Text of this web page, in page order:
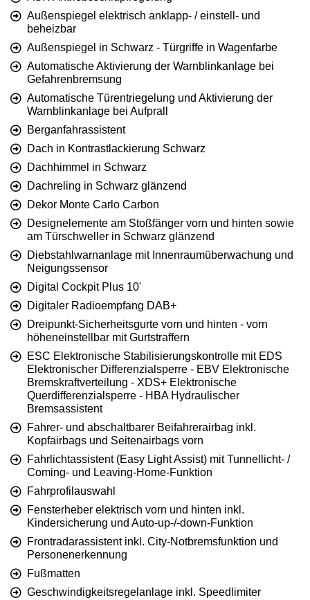
Außenspiegel elektrisch anklapp- / einstell- und
beheizbar
Außenspiegel in Schwarz - Türgriffe in Wagenfarbe
Automatische Aktivierung der Warnblinkanlage bei
Gefahrenbremsung
Automatische Türentriegelung und Aktivierung der
Warnblinkanlage bei Aufprall
Berganfahrassistent
Dach in Kontrastlackierung Schwarz
Dachhimmel in Schwarz
Dachreling in Schwarz glänzend
Dekor Monte Carlo Carbon
Designelemente am Stoßfänger vorn und hinten sowie
am Türschweller in Schwarz glänzend
Diebstahlwarnanlage mit Innenraumüberwachung und
Neigungssensor
Digital Cockpit Plus 10'
Digitaler Radioempfang DAB+
Dreipunkt-Sicherheitsgurte vorn und hinten - vorn
höheneinstellbar mit Gurtstraffern
ESC Elektronische Stabilisierungskontrolle mit EDS
Elektronischer Differenzialsperre - EBV Elektronische
Bremskraftverteilung - XDS+ Elektronische
Querdifferenzialsperre - HBA Hydraulischer
Bremsassistent
Fahrer- und abschaltbarer Beifahrerairbag inkl.
Kopfairbags und Seitenairbags vorn
Fahrlichtassistent (Easy Light Assist) mit Tunnellicht- /
Coming- und Leaving-Home-Funktion
Fahrprofilauswahl
Fensterheber elektrisch vorn und hinten inkl.
Kindersicherung und Auto-up-/-down-Funktion
Frontradarassistent inkl. City-Notbremsfunktion und
Personenerkennung
Fußmatten
Geschwindigkeitsregelanlage inkl. Speedlimiter